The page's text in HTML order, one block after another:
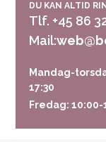
DU KAN ALTID
Tlf. +45 86
Mail:
Mandag-
17:30
Fredag: 10:00-